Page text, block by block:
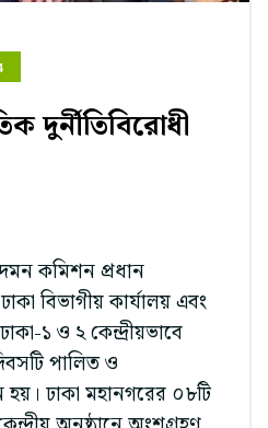
দুর্নীতিবিরোধী
দমন কমিশন প্রধান
বিভাগীয় কার্যালয় এবং
১ ও ২ কেন্দ্রীয়ভাবে
পালিত ও
ঢাকা মহানগরের ০৮টি